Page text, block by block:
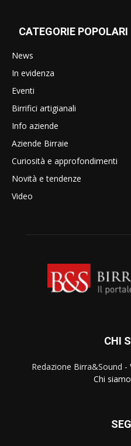
CATEGORIE POPOLARI
News
In evidenza
Eventi
Birrifici artigianali
Info aziende
Aziende Birraie
Curiosità e approfondimenti
Novità e tendenze
Video
CHI
Redazione Birra&Sound -
Chi siamo